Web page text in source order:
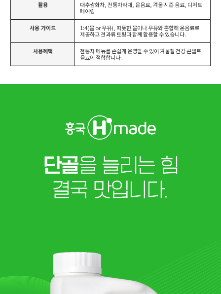
활용
대추쌍화차, 전통차라떼, 온음료, 겨울 시즌 음료, 디저트
페어링
사용 가이드
1:4(물 or 우유), 따뜻한 물이나 우유와 혼합해 온음료로
제공하고 견과류 토핑과 함께 활용할 수 있습니다.
사용혜택
전통차 메뉴를 손쉽게 운영할 수 있어 겨울철 건강 콘셉트
음료에 적합합니다.